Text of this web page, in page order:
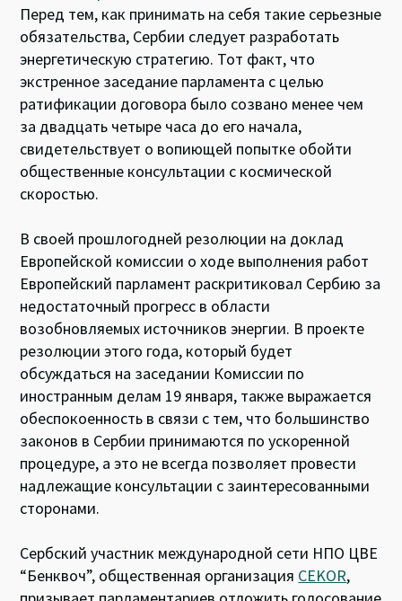
Перед тем, как принимать на себя такие серьезные
обязательства, Сербии следует разработать
энергетическую стратегию. Тот факт, что
экстренное заседание парламента с целью
ратификации договора было созвано менее чем
за двадцать четыре часа до его начала,
свидетельствует о вопиющей попытке обойти
общественные консультации с космической
скоростью.
В своей прошлогодней резолюции на доклад
Европейской комиссии о ходе выполнения работ
Европейский парламент раскритиковал Сербию за
недостаточный прогресс в области
возобновляемых источников энергии. В проекте
резолюции этого года, который будет
обсуждаться на заседании Комиссии по
иностранным делам 19 января, также выражается
обеспокоенность в связи с тем, что большинство
законов в Сербии принимаются по ускоренной
процедуре, а это не всегда позволяет провести
надлежащие консультации с заинтересованными
сторонами.
Сербский участник международной сети НПО ЦВЕ
“Бенквоч”, общественная организация CEKOR,